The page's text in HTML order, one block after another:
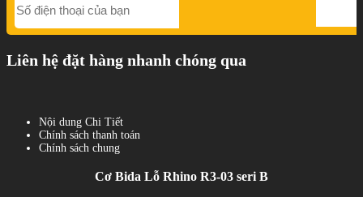
Liên hệ đặt hàng nhanh chóng qua
Nội dung Chi Tiết
Chính sách thanh toán
Chính sách chung
Cơ Bida Lỗ Rhino R3-03 seri B